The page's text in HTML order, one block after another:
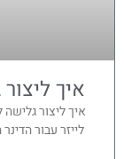
איך
איך ליצור
לייזר עבור